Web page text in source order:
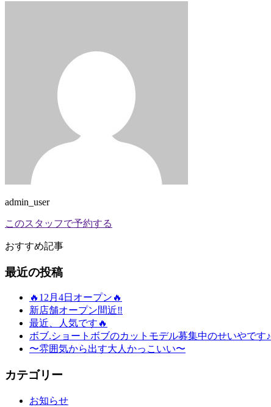
admin_user
このスタッフで予約する
おすすめ記事
最近の投稿
🔥12月4日オープン🔥
新店舗オープン間近‼️
最近、人気です🔥
ボブ.ショートボブのカットモデル募集中のせいやです♪
〜雰囲気から出す大人かっこいい〜
カテゴリー
お知らせ